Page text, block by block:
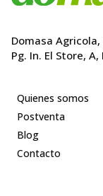
Domasa Agricola,
Pg. In. El Store,
Quienes somos
Postventa
Blog
Contacto